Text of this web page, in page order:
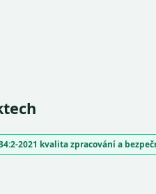
2021 kvalita zpracování a